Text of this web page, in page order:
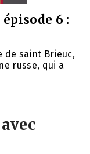
6 :
de saint Brieuc,
russe, qui a